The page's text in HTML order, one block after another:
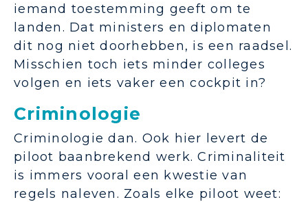
iemand toestemming geeft om te
landen. Dat ministers en diplomaten
dit nog niet doorhebben, is een raadsel.
Misschien toch iets minder colleges
volgen en iets vaker een cockpit in?
Criminologie
Criminologie dan. Ook hier levert de
piloot baanbrekend werk. Criminaliteit
is immers vooral een kwestie van
regels naleven. Zoals elke piloot weet: